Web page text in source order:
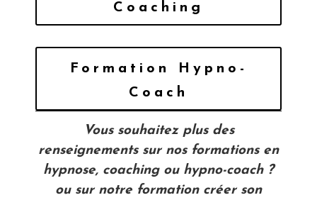
Coaching
Formation Hypno-
Coach
Vous souhaitez plus des
renseignements sur nos formations en
hypnose, coaching ou hypno-coach ?
ou sur notre formation créer son